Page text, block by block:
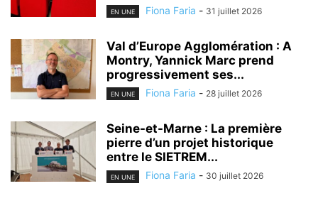
EN UNE Fiona Faria - 31 juillet 2026
Val d’Europe Agglomération : A
Montry, Yannick Marc prend
progressivement ses...
EN UNE Fiona Faria - 28 juillet 2026
Seine-et-Marne : La première
pierre d’un projet historique
entre le SIETREM...
EN UNE Fiona Faria - 30 juillet 2026